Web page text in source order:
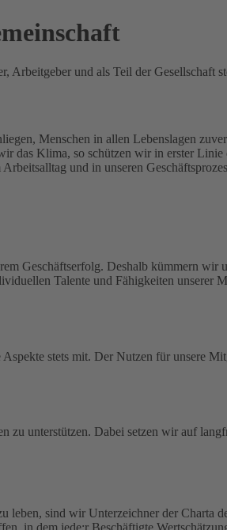
Arbeitgeber und als Teil der
Menschen in allen Lebenslagen
das Klima, so schützen wir in erster Linie
und in unseren
Geschäftserfolg. Deshalb kümmern
Talente und Fähigkeiten unserer
stets mit. Der Nutzen für unsere
zu unterstützen. Dabei setzen wir auf
leben, sind wir Unterzeichner der
in dem jede:r Beschäftigte